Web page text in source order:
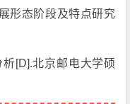
形态阶段及特点研究
[D].北京邮电大学硕